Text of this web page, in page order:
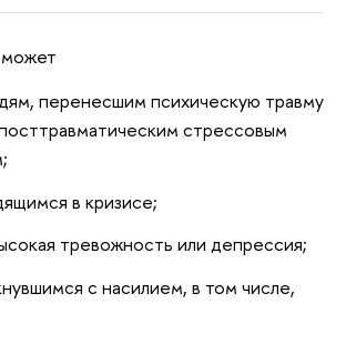
перенесшим психическую травму
стрессовым
в кризисе;
тревожность или депрессия;
с насилием, в том числе,